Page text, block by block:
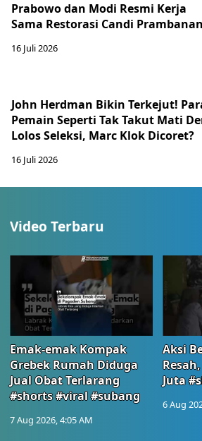
Prabowo dan Modi Resmi Kerja
Sama Restorasi Candi Prambanan
16 Juli 2026
John Herdman Bikin Terkejut!
Pemain Seperti Tak Takut Mati
Lolos Seleksi, Marc Klok Dicoret?
16 Juli 2026
Video Terbaru
Emak-emak Kompak
Grebek Rumah Diduga
Jual Obat Terlarang
#shorts #viral #subang
7 Aug 2026, 4:05 AM
Aksi
Juta
6 Aug